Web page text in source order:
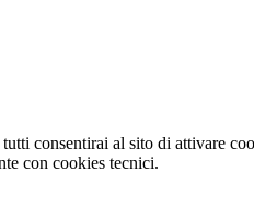
consentirai al sito di attivare
con cookies tecnici.